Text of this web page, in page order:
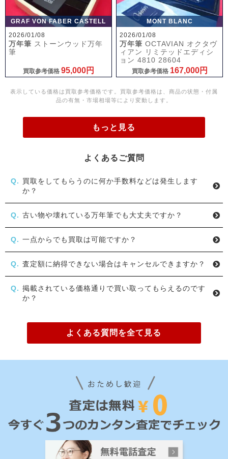
GRAF VON FABER CASTELL
2026/01/08
万年筆 ストーンウッド万年
筆
買取参考価格 95,000円
MONT BLANC
2026/01/08
万年筆 OCTAVIAN オクタヴ
ィアン リミテッドエディシ
ョン 4810 28604
買取参考価格 167,000円
表示している価格は買取参考価格です。買取参考価格は、商品の状態・付属
品の有無・市場相場等により変動します。
もっと見る
よくあるご質問
買取をしてもらうのに何か手数料などは発生します
か？
古い物や壊れている万年筆でも大丈夫ですか？
一点からでも買取は可能ですか？
査定額に納得できない場合はキャンセルできますか？
掲載されている価格通りで買い取ってもらえるのです
か？
よくある質問を全て見る